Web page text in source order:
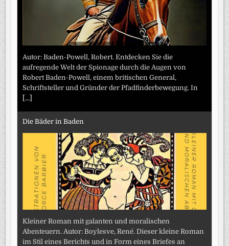
Autor: Baden-Powell, Robert. Entdecken Sie die
aufregende Welt der Spionage durch die Augen von
Robert Baden-Powell, einem britischen General,
Schriftsteller und Gründer der Pfadfinderbewegung. In
[...]
Die Bäder in Baden
Kleiner Roman mit galanten und moralischen
Abenteuern. Autor: Boylesve, René. Dieser kleine Roman
im Stil eines Berichts und in Form eines Briefes an